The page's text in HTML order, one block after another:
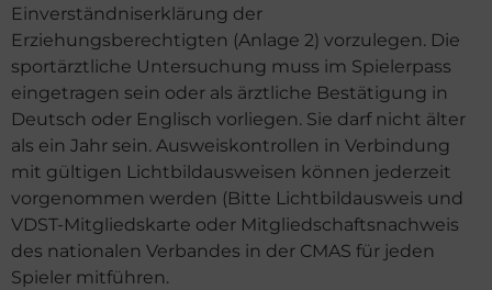
Einverständniserklärung der
Erziehungsberechtigten (Anlage 2) vorzulegen. Die
sportärztliche Untersuchung muss im Spielerpass
eingetragen sein oder als ärztliche Bestätigung in
Deutsch oder Englisch vorliegen. Sie darf nicht älter
als ein Jahr sein. Ausweiskontrollen in Verbindung
mit gültigen Lichtbildausweisen können jederzeit
vorgenommen werden (Bitte Lichtbildausweis und
VDST-Mitgliedskarte oder Mitgliedschaftsnachweis
des nationalen Verbandes in der CMAS für jeden
Spieler mitführen.